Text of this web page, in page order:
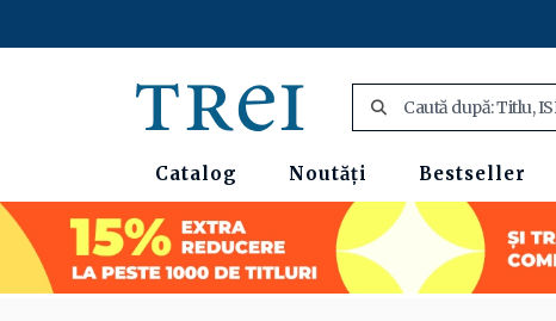
Catalog Noutăți Bestseller